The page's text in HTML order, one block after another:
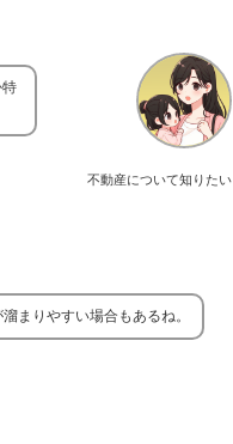
不動産について知りたい
まりやすい場合もあるね。